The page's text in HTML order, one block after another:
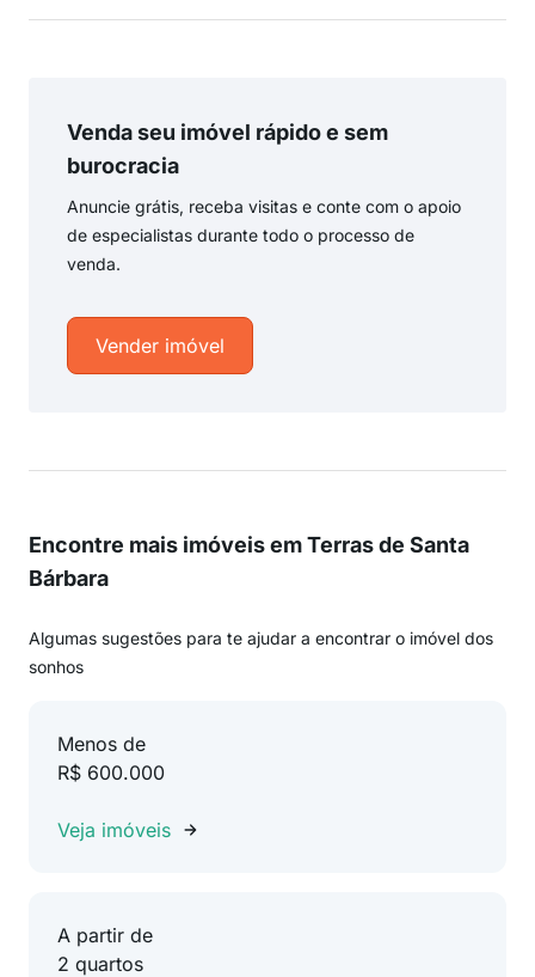
Venda seu imóvel rápido e sem
burocracia
Anuncie grátis, receba visitas e conte com o apoio
de especialistas durante todo o processo de
venda.
Vender imóvel
Encontre mais imóveis em Terras de Santa
Bárbara
Algumas sugestões para te ajudar a encontrar o imóvel dos
sonhos
Menos de
R$ 600.000
Veja imóveis
A partir de
2 quartos